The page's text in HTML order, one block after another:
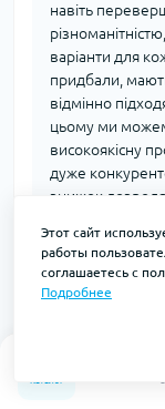
Каталог
навіть
варіанти для
придбали, мають
відмінно
цьому ми
високоякісну
дуже
знижок
гарантувала
підтримка
вашим
частиною
Этот сайт
работы
соглашаетесь с
Подробнее